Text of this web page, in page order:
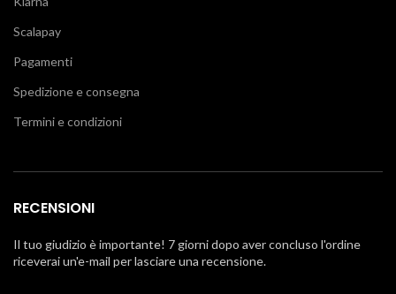
Scalapay
Pagamenti
Spedizione e consegna
Termini e condizioni
RECENSIONI
Il tuo giudizio è importante! 7 giorni dopo aver concluso l'ordine
riceverai un'e-mail per lasciare una recensione.